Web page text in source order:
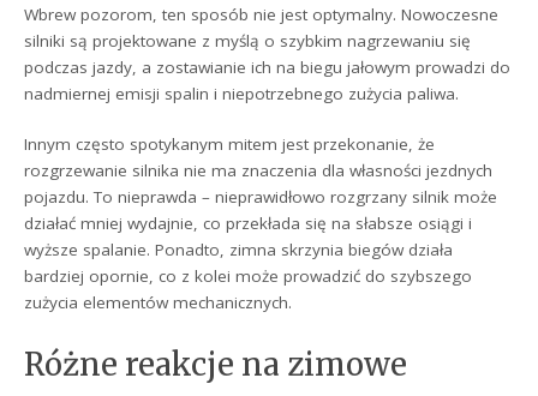
Wbrew pozorom, ten sposób nie jest optymalny. Nowoczesne
silniki są projektowane z myślą o szybkim nagrzewaniu się
podczas jazdy, a zostawianie ich na biegu jałowym prowadzi do
nadmiernej emisji spalin i niepotrzebnego zużycia paliwa.
Innym często spotykanym mitem jest przekonanie, że
rozgrzewanie silnika nie ma znaczenia dla własności jezdnych
pojazdu. To nieprawda – nieprawidłowo rozgrzany silnik może
działać mniej wydajnie, co przekłada się na słabsze osiągi i
wyższe spalanie. Ponadto, zimna skrzynia biegów działa
bardziej opornie, co z kolei może prowadzić do szybszego
zużycia elementów mechanicznych.
Różne reakcje na zimowe